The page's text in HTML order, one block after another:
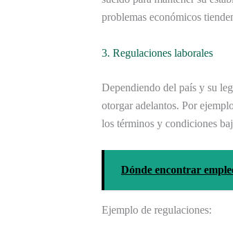
problemas económicos
3. Regulaciones laborales
Dependiendo del país y su
otorgar adelantos. Por
los términos y condiciones
Dónde encontrar
Ejemplo de regulaciones: